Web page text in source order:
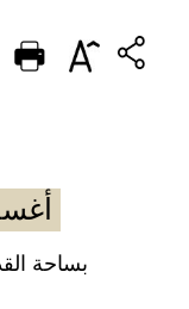
PORTUGUÊS
POLSKI
العربيّة
بساحة